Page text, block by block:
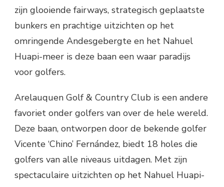
zijn glooiende fairways, strategisch geplaatste
bunkers en prachtige uitzichten op het
omringende Andesgebergte en het Nahuel
Huapi-meer is deze baan een waar paradijs
voor golfers.
Arelauquen Golf & Country Club is een andere
favoriet onder golfers van over de hele wereld.
Deze baan, ontworpen door de bekende golfer
Vicente ‘Chino’ Fernández, biedt 18 holes die
golfers van alle niveaus uitdagen. Met zijn
spectaculaire uitzichten op het Nahuel Huapi-